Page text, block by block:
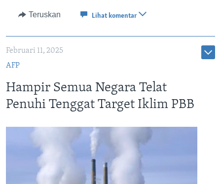
Teruskan Lihat komentar
Februari 11, 2025
AFP
Hampir Semua Negara Telat
Penuhi Tenggat Target Iklim PBB